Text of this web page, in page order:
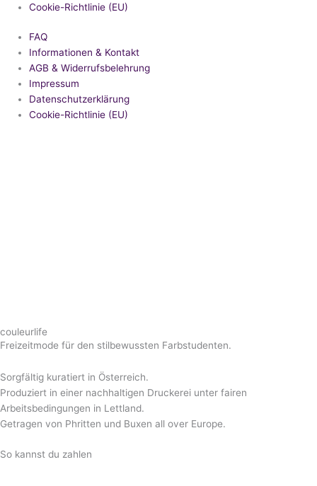
Cookie-Richtlinie (EU)
FAQ
Informationen & Kontakt
AGB & Widerrufsbelehrung
Impressum
Datenschutzerklärung
Cookie-Richtlinie (EU)
couleurlife
Freizeitmode für den stilbewussten Farbstudenten.
Sorgfältig kuratiert in Österreich.
Produziert in einer nachhaltigen Druckerei unter fairen
Arbeitsbedingungen in Lettland.
Getragen von Phritten und Buxen all over Europe.
So kannst du zahlen